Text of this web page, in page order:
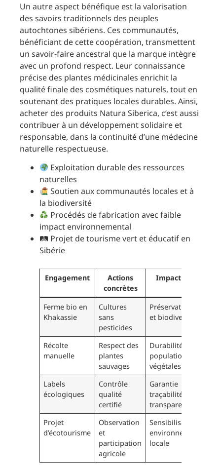
Un autre aspect bénéfique est la valorisation
des savoirs traditionnels des peuples
autochtones sibériens. Ces communautés,
bénéficiant de cette coopération, transmettent
un savoir-faire ancestral que la marque intègre
avec un profond respect. Leur connaissance
précise des plantes médicinales enrichit la
qualité finale des cosmétiques naturels, tout en
soutenant des pratiques locales durables. Ainsi,
acheter des produits Natura Siberica, c’est aussi
contribuer à un développement solidaire et
responsable, dans la continuité d’une médecine
naturelle respectueuse.
Exploitation durable des ressources
naturelles
Soutien aux communautés locales et à
la biodiversité
Procédés de fabrication avec faible
impact environnemental
🛤 Projet de tourisme vert et éducatif en
Sibérie
Engagement
Actions
concrètes
Impact positif
Ferme bio en
Khakassie
Cultures
sans
pesticides
Préservation sol
et biodiversité
Récolte
manuelle
Respect des
plantes
sauvages
Durabilité des
populations
végétales
Labels
écologiques
Contrôle
qualité
certifié
Garantie
traçabilité et
transparence
Projet
d’écotourisme
Observation
et
participation
agricole
Sensibilisation
environnementale
locale